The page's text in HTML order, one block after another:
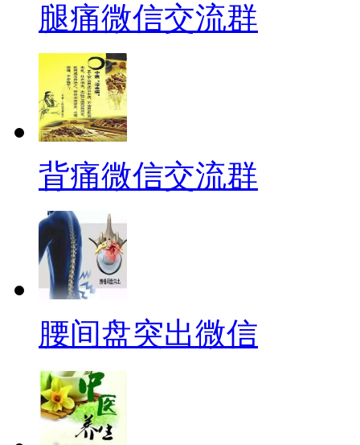
腿痛微信交流群
背痛微信交流群
腰间盘突出微信